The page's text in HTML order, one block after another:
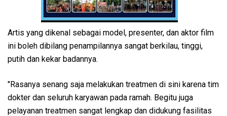
Artis yang dikenal sebagai model, presenter, dan aktor film
ini boleh dibilang penampilannya sangat berkilau, tinggi,
putih dan kekar badannya.
"Rasanya senang saja melakukan treatmen di sini karena tim
dokter dan seluruh karyawan pada ramah. Begitu juga
pelayanan treatmen sangat lengkap dan didukung fasilitas